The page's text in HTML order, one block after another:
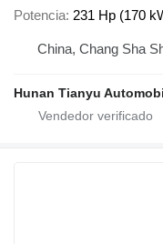
Potencia 231 Hp (170
China, Chang Sha
Hunan Tianyu